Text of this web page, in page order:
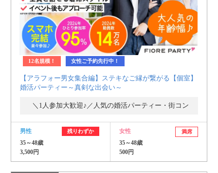
12名規模！ 女性ご予約先行中！
【アラフォー男女集合編】ステキなご縁が繋がる【個室】
婚活パーティー～真剣な出会い～
＼1人参加大歓迎♪／人気の婚活パーティー・街コン
男性 残りわずか
35～48歳
3,500円
女性 満席
35～48歳
500円